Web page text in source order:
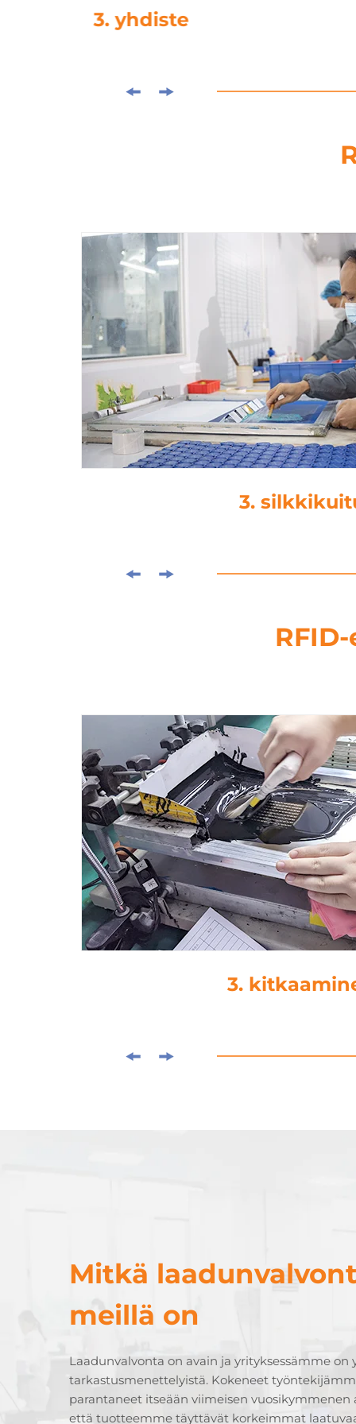
4.
4.
Mitkä
meillä on
Laadunvalvonta on avain ja yrityksessämme
tarkastusmenettelyistä. Kokeneet
parantaneet itseään viimeisen vuosikymmenen
että tuotteemme täyttävät korkeimmat